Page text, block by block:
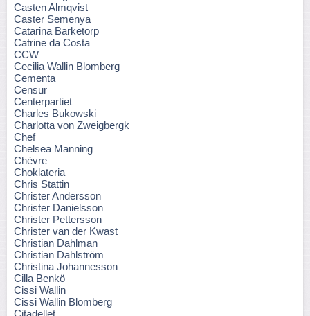
Casten Almqvist
Caster Semenya
Catarina Barketorp
Catrine da Costa
CCW
Cecilia Wallin Blomberg
Cementa
Censur
Centerpartiet
Charles Bukowski
Charlotta von Zweigbergk
Chef
Chelsea Manning
Chèvre
Choklateria
Chris Stattin
Christer Andersson
Christer Danielsson
Christer Pettersson
Christer van der Kwast
Christian Dahlman
Christian Dahlström
Christina Johannesson
Cilla Benkö
Cissi Wallin
Cissi Wallin Blomberg
Citadellet